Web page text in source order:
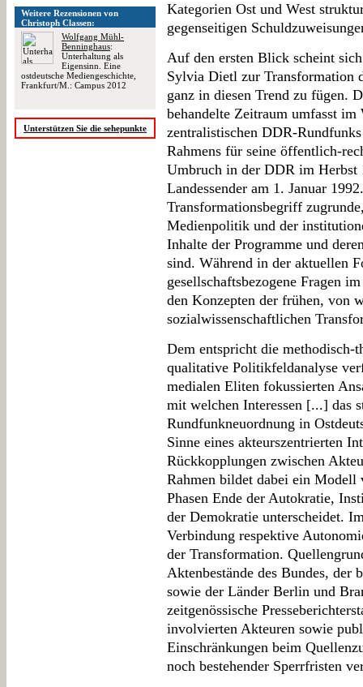
Weitere Rezensionen von
Christoph Classen:
Wolfgang Mühl-
Benninghaus:
Unterhaltung als
Eigensinn. Eine
ostdeutsche Mediengeschichte,
Frankfurt/M.: Campus 2012
Unterstützen Sie die sehepunkte
Kategorien Ost und West
gegenseitigen
Auf den ersten Blick scheint
Sylvia Dietl zur Transformation
ganz in diesen Trend zu fügen.
behandelte Zeitraum umfasst im
zentralistischen DDR-
Rahmens für seine öffentlich-
Umbruch in der DDR im Herbst
Landessender am 1. Januar
Transformationsbegriff
Medienpolitik und der
Inhalte der Programme und
sind. Während in der aktuellen
gesellschaftsbezogene Fragen
den Konzepten der frühen, von
sozialwissenschaftlichen
Dem entspricht die methodisch-
qualitative Politikfeldanalyse
medialen Eliten fokussierten
mit welchen Interessen [...] das
Rundfunkneuordnung in
Sinne eines akteurszentrierten
Rückkopplungen zwischen
Rahmen bildet dabei ein
Phasen Ende der Autokratie,
der Demokratie unterscheidet.
Verbindung respektive
der Transformation.
Aktenbestände des Bundes, der
sowie der Länder Berlin und
zeitgenössische
involvierten Akteuren sowie
Einschränkungen beim
noch bestehender Sperrfristen